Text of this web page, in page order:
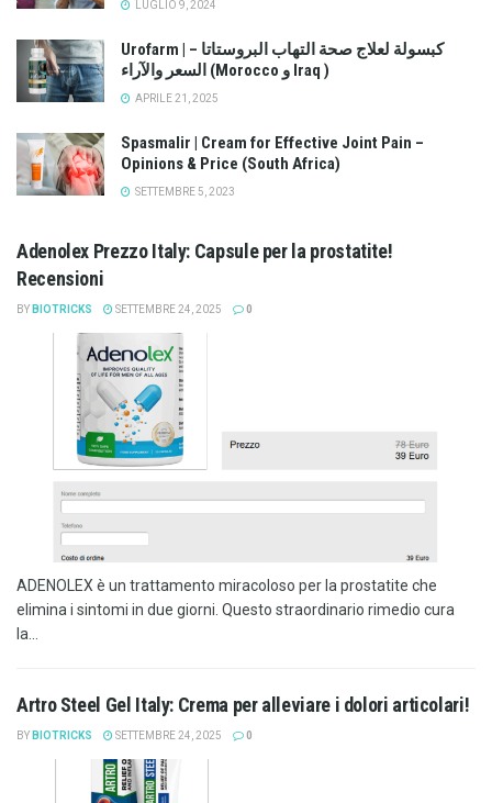
LUGLIO 9, 2024
Urofarm | كبسولة لعلاج صحة التهاب البروستاتا –
السعر والآراء (Morocco و Iraq )
APRILE 21, 2025
Spasmalir | Cream for Effective Joint Pain –
Opinions & Price (South Africa)
SETTEMBRE 5, 2023
Adenolex Prezzo Italy: Capsule per la prostatite!
Recensioni
BY BIOTRICKS SETTEMBRE 24, 2025 0
ADENOLEX è un trattamento miracoloso per la prostatite che
elimina i sintomi in due giorni. Questo straordinario rimedio cura
la...
Artro Steel Gel Italy: Crema per alleviare i dolori articolari!
BY BIOTRICKS SETTEMBRE 24, 2025 0